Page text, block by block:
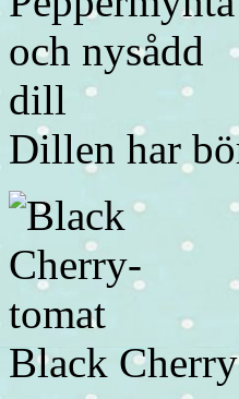
Dillen har
Black